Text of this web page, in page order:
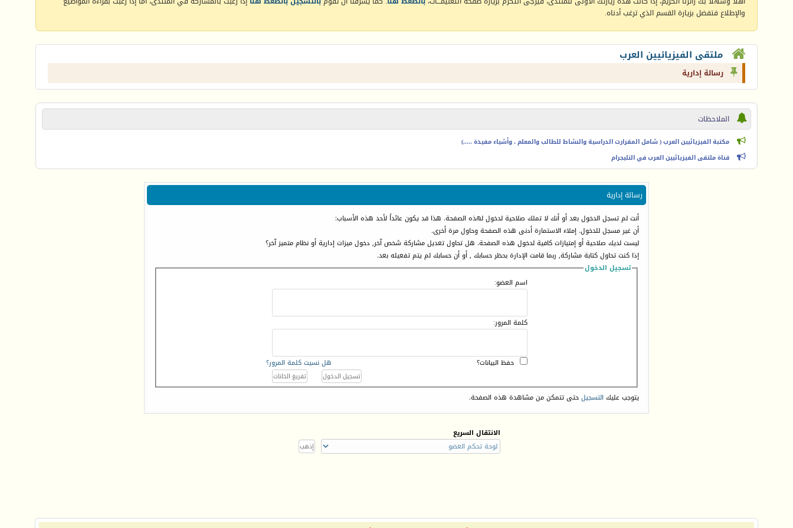
والإطلاع فتفضل بزيارة القسم الذي ترغب أدناه.
ملتقى الفيزيائيين العرب
رسالة إدارية
الملاحظات
مكتبة الفيزيائيين العرب ( شامل المقرارت الدراسية والنشاط للطالب والمعلم ، وأشياء مفيدة .....)
قناة ملتقى الفيزيائيين العرب في التليجرام
رسالة إدارية
أنت لم تسجل الدخول بعد أو أنك لا تملك صلاحية لدخول لهذه الصفحة. هذا قد يكون عائداً لأحد هذه الأسباب:
أن غير مسجل للدخول. إملاء الاستمارة أدنى هذه الصفحة وحاول مرة أخرى.
ليست لديك صلاحية أو إمتيازات كافية لدخول هذه الصفحة. هل تحاول تعديل مشاركة شخص آخر, دخول ميزات إدارية أو نظام متميز آخر؟
إذا كنت تحاول كتابة مشاركة, ربما قامت الإدارة بحظر حسابك , أو أن حسابك لم يتم تفعيله بعد.
تسجيل الدخول
اسم العضو:
كلمة المرور:
هل نسيت كلمة المرور؟ حفظ البيانات؟
يتوجب عليك التسجيلحتى تتمكن من مشاهدة هذه الصفحة.
الانتقال السريع